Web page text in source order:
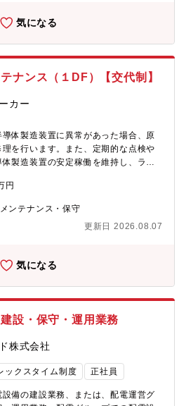
気になる
ナンス（１DF）【交代制】
カー
導体製造装置に異常があった場合、原
を行います。また、定期的な点検や
製造装置の安定稼働を維持し、ライ
全、改善、維持管理、保守部品の管理
す。ご経歴、適性によっては、他工
求人背景・魅力】退職者補充※3勤2休
カレンダーに応じた勤務となります。1
円
ンテナンス・保守
更新日 2026.08.07
気になる
設・保守・運用業務
株式会社
ックスタイム制度 正社員
備の建設業務、または、配電運営グ